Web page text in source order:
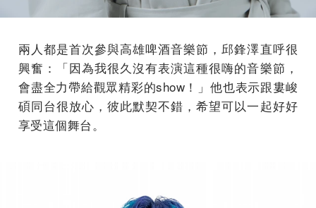
兩人都是首次參與高雄啤酒音樂節，邱鋒澤直呼很
興奮：「因為我很久沒有表演這種很嗨的音樂節，
會盡全力帶給觀眾精彩的show！」他也表示跟婁峻
碩同台很放心，彼此默契不錯，希望可以一起好好
享受這個舞台。